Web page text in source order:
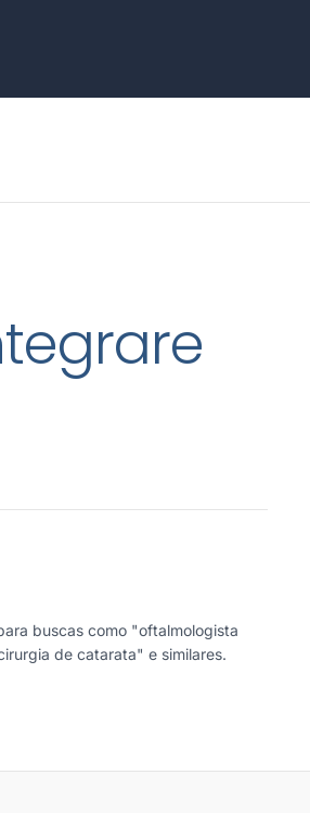
buscas como "oftalmologista
de catarata" e similares.